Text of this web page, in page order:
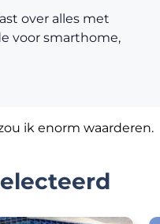
over alles met
voor smarthome,
ik enorm waarderen.